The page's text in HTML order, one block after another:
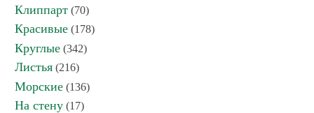
Клиппарт (70)
Красивые (178)
Круглые (342)
Листья (216)
Морские (136)
На стену (17)